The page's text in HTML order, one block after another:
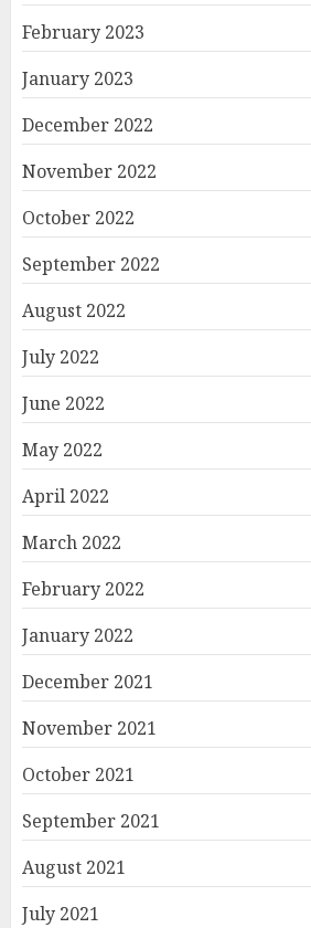
February 2023
January 2023
December 2022
November 2022
October 2022
September 2022
August 2022
July 2022
June 2022
May 2022
April 2022
March 2022
February 2022
January 2022
December 2021
November 2021
October 2021
September 2021
August 2021
July 2021